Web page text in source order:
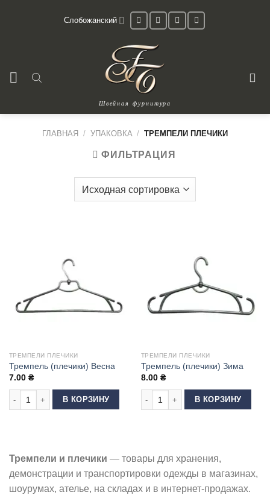
Слобожанский
Швейная фурнитура
ГЛАВНАЯ / УПАКОВКА / ТРЕМПЕЛИ ПЛЕЧИКИ
ФИЛЬТРАЦИЯ
ТРЕМПЕЛИ ПЛЕЧИКИ
Тремпель (плечики) Весна
7.00 ₴
Количество товара Тремпель (плечики) Весна
В КОРЗИНУ
ТРЕМПЕЛИ ПЛЕЧИКИ
Тремпель (плечики) Зима
8.00 ₴
Количество товара Тремпель
В КОРЗИНУ
Тремпели и плечики — товары для хранения,
демонстрации и транспортировки одежды в магазинах,
шоурумах, ателье, на складах и в интернет-продажах.